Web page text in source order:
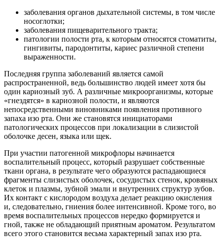
заболевания органов дыхательной системы, в том числе
носоглотки;
заболевания пищеварительного тракта;
патологии полости рта, к которым относятся стоматиты,
гингивиты, пародонтиты, кариес различной степени
выраженности.
Последняя группа заболеваний является самой
распространенной, ведь большинство людей имеет хотя бы
один кариозный зуб. А различные микроорганизмы, которые
«гнездятся» в кариозной полости, и являются
непосредственными виновниками появления противного
запаха изо рта. Они же становятся инициаторами
патологических процессов при локализации в слизистой
оболочке десен, языка или щек.
При участии патогенной микрофлоры начинается
воспалительный процесс, который разрушает собственные
ткани органа, в результате чего образуются распадающиеся
фрагменты слизистых оболочек, сосудистых стенок, кровяных
клеток и плазмы, зубной эмали и внутренних структур зубов.
Их контакт с кислородом воздуха делает реакцию окисления
и, следовательно, гниения более интенсивной. Кроме того, во
время воспалительных процессов нередко формируется и
гной, также не обладающий приятным ароматом. Результатом
всего этого становится весьма характерный запах изо рта.